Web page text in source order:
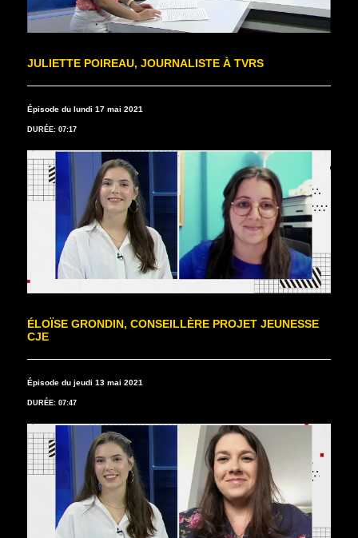
JULIETTE POIREAU, JOURNALISTE À TVRS
Épisode du lundi 17 mai 2021
DURÉE: 07:17
ÉLOÏSE GRONDIN, CONSEILLÈRE PROJET JEUNESSE
CJE
Épisode du jeudi 13 mai 2021
DURÉE: 07:47